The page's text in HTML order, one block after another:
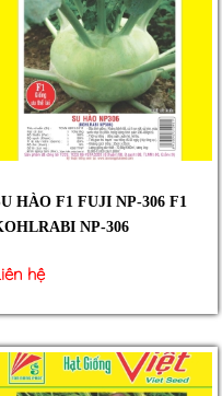
HÀO F1 FUJI NP-306 F1
NP-306
hệ